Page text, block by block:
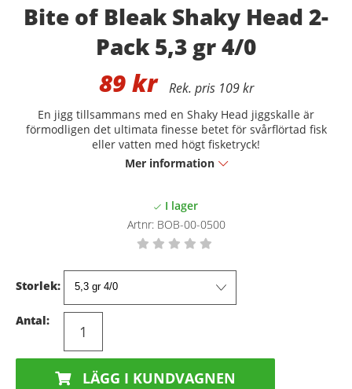
Bite of Bleak Shaky Head 2-
Pack 5,3 gr 4/0
89kr 109 kr
En jigg tillsammans med en Shaky Head jiggskalle är
förmodligen det ultimata finesse betet för svårflörtad fisk
eller vatten med högt fisketryck!
Mer information
Artnr: BOB-00-0500
Storlek:
Antal:
LÄGG I KUNDVAGNEN